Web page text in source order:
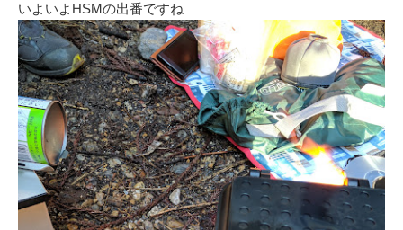
いよいよHSMの出番ですね